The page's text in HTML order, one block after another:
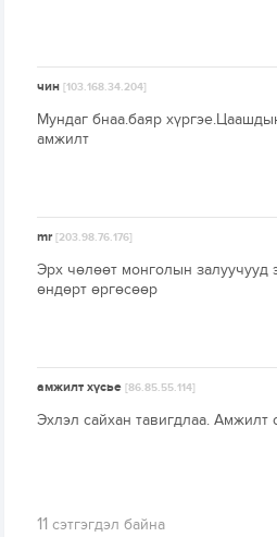
чин[103.168.34.204]
Мундаг бнаа.баяр
амжилт
mr[203.98.76.176]
Эрх чөлөөт монголын залуучууд
өндөрт өргөсөөр
амжилт хүсье[86.85.55.114]
Эхлэл сайхан тавигдлаа. Амжилт
11 сэтгэгдэл байна